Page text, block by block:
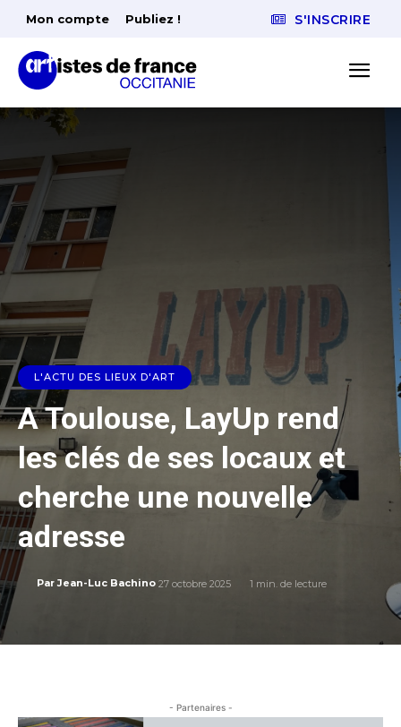
Mon compte Publiez ! S'INSCRIRE
L'ACTU DES LIEUX D'ART
A Toulouse, LayUp rend
les clés de ses locaux et
cherche une nouvelle
adresse
Par Jean-Luc Bachino 27 octobre 2025 1 min. de lecture
- Partenaires -